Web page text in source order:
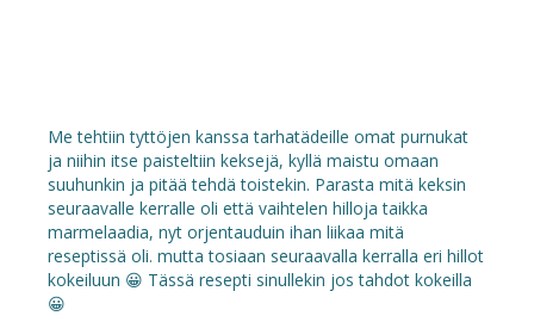
Me tehtiin tyttöjen kanssa tarhatädeille omat purnukat
ja niihin itse paisteltiin keksejä, kyllä maistu omaan
suuhunkin ja pitää tehdä toistekin. Parasta mitä keksin
seuraavalle kerralle oli että vaihtelen hilloja taikka
marmelaadia, nyt orjentauduin ihan liikaa mitä
reseptissä oli. mutta tosiaan seuraavalla kerralla eri hillot
kokeiluun 😀 Tässä resepti sinullekin jos tahdot kokeilla
😀